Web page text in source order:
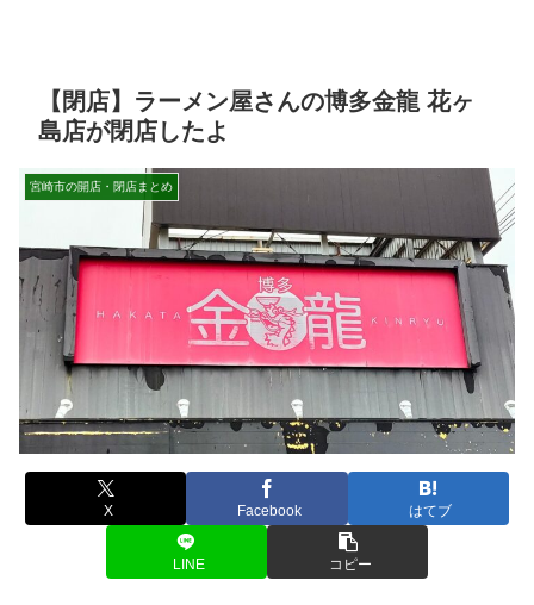
【閉店】ラーメン屋さんの博多金龍 花ヶ
島店が閉店したよ
宮崎市の開店・閉店まとめ
X Facebook はてブ
LINE コピー